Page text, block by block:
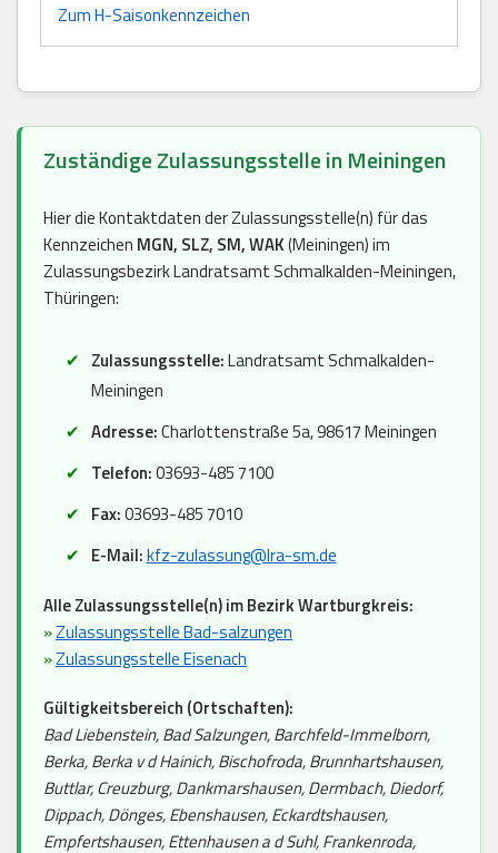
Zum H-Saisonkennzeichen
Zuständige Zulassungsstelle in Meiningen
Hier die Kontaktdaten der Zulassungsstelle(n) für das
Kennzeichen MGN, SLZ, SM, WAK(Meiningen) im
Zulassungsbezirk Landratsamt Schmalkalden-Meiningen,
Thüringen:
Zulassungsstelle:Landratsamt Schmalkalden-
Meiningen
Adresse:Charlottenstraße 5a, 98617 Meiningen
Telefon:03693-485 7100
Fax:03693-485 7010
E-Mail:kfz-zulassung@lra-sm.de
Alle Zulassungsstelle(n) im Bezirk Wartburgkreis:
»Zulassungsstelle Bad-salzungen
»Zulassungsstelle Eisenach
Gültigkeitsbereich (Ortschaften):
Bad Liebenstein, Bad Salzungen, Barchfeld-Immelborn,
Berka, Berka v d Hainich, Bischofroda, Brunnhartshausen,
Buttlar, Creuzburg, Dankmarshausen, Dermbach, Diedorf,
Dippach, Dönges, Ebenshausen, Eckardtshausen,
Empfertshausen, Ettenhausen a d Suhl, Frankenroda,